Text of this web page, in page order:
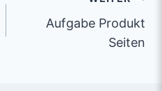
Aufgabe Produkt
Seiten